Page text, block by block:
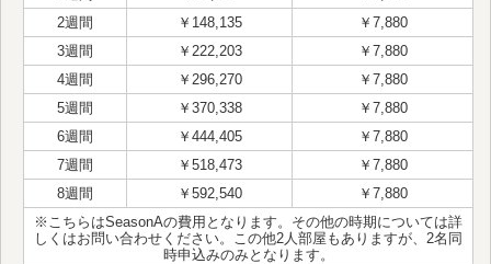
2週間
￥148,135
￥7,880
3週間
￥222,203
￥7,880
4週間
￥296,270
￥7,880
5週間
￥370,338
￥7,880
6週間
￥444,405
￥7,880
7週間
￥518,473
￥7,880
8週間
￥592,540
￥7,880
※こちらはSeasonAの費用となります。その他の時期については詳
しくはお問い合わせください。この他2人部屋もありますが、2名同
時申込みのみとなります。